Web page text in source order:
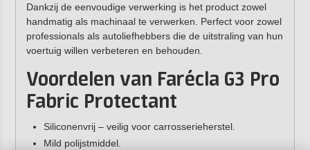
Dankzij de eenvoudige verwerking is het product zowel
handmatig als machinaal te verwerken. Perfect voor zowel
professionals als autoliefhebbers die de uitstraling van hun
voertuig willen verbeteren en behouden.
Voordelen van Farécla G3 Pro
Fabric Protectant
Siliconenvrij – veilig voor carrosserieherstel.
Mild polijstmiddel.